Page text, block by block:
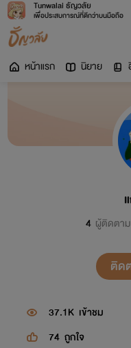
Tunwalai ธัญวลัย
เพื่อประสบการณ์ที่ดีกว่าบนมือถือ
หน้าแรก นิยาย
4 ผู้ติดตาม
ติด
37.1K เข้าชม
74 ถูกใจ